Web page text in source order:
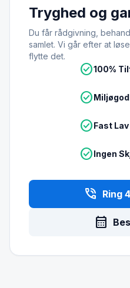
Tryghed og
Du får rådgivning,
samlet. Vi går efter at
flytte det.
check_circle100%
check_circle
check_circleFast
check_circleIngen
phone_in_talk Ring
calendar_month